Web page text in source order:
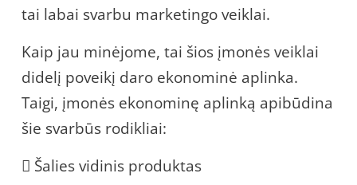
tai labai svarbu marketingo veiklai.
Kaip jau minėjome, tai šios įmonės veiklai
didelį poveikį daro ekonominė aplinka.
Taigi, įmonės ekonominę aplinką apibūdina
šie svarbūs rodikliai:
 Šalies vidinis produktas